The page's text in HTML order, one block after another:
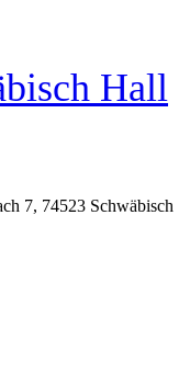
Hall
7, 74523 Schwäbisch